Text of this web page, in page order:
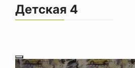
Детская 4